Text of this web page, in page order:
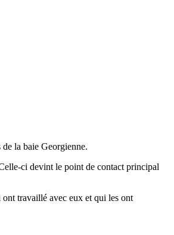
la baie Georgienne.
ci devint le point de contact principal
ont travaillé avec eux et qui les ont